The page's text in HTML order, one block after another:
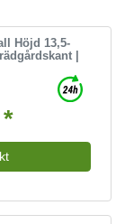
Höjd 13,5-
|